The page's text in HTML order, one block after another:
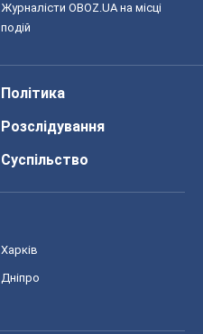
Журналісти OBOZ.UA на місці
подій
Політика
Розслідування
Суспільство
Харків
Дніпро